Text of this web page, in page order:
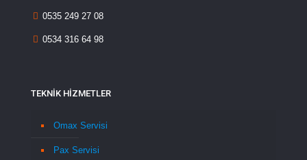
0535 249 27 08
0534 316 64 98
TEKNİK HİZMETLER
Omax Servisi
Pax Servisi